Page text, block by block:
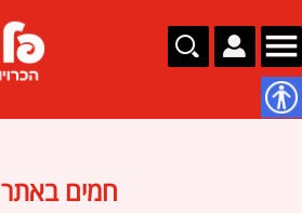
חמים באתר